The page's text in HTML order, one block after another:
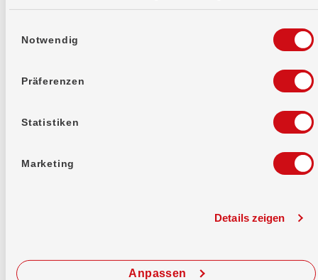
Notwendig
Präferenzen
Statistiken
Marketing
Details zeigen
Anpassen
Kontaktformular